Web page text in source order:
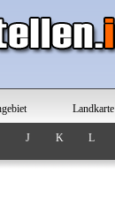
Landkarte
J K L